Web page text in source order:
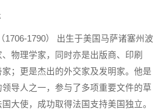
1706-1790） 出生于美国马萨诸塞州波
物理学家，同时亦是出版商、印刷
；更是杰出的外交家及发明家。他是
导人之一，参与了多项重要文件的草
大使，成功取得法国支持美国独立。